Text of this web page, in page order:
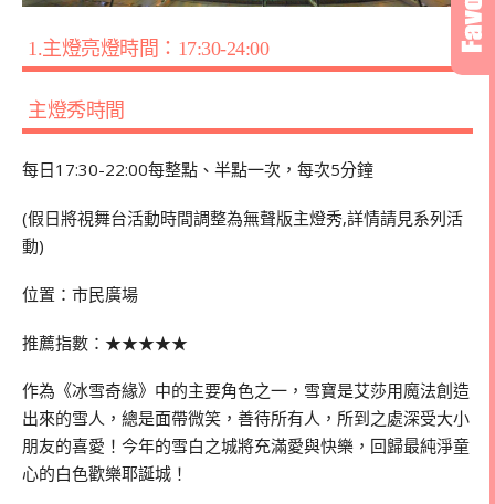
1.主燈亮燈時間：17:30-24:00
主燈秀時間
每日17:30-22:00每整點、半點一次，每次5分鐘
(假日將視舞台活動時間調整為無聲版主燈秀,詳情請見系列活
動)
位置：市民廣場
推薦指數：★★★★★
作為《冰雪奇緣》中的主要角色之一，雪寶是艾莎用魔法創造
出來的雪人，總是面帶微笑，善待所有人，所到之處深受大小
朋友的喜愛！今年的雪白之城將充滿愛與快樂，回歸最純淨童
心的白色歡樂耶誕城！